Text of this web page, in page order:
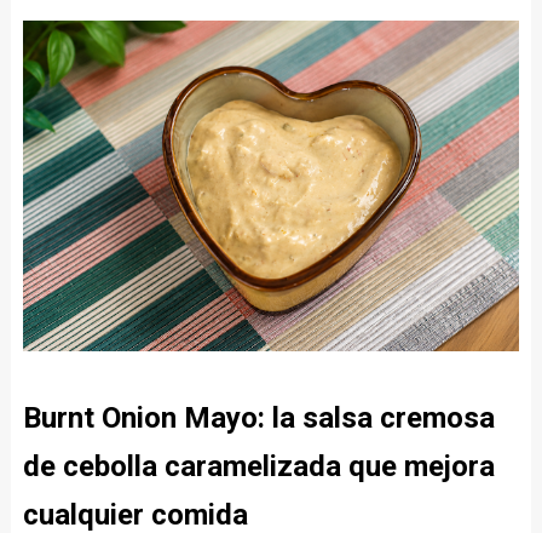
Burnt Onion Mayo: la salsa cremosa
de cebolla caramelizada que mejora
cualquier comida